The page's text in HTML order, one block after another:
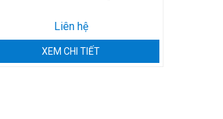
Liên hệ
XEM CHI TIẾT